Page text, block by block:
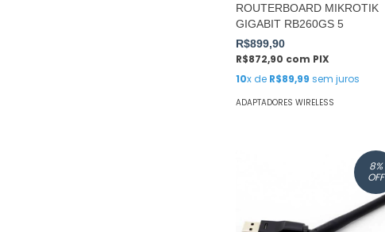
ROUTERBOARD MIKROTIK
GIGABIT RB260GS 5
R$899,90
R$872,90 com PIX
10x de R$89,99 sem juros
ADAPTADORES WIRELESS
8%
OFF